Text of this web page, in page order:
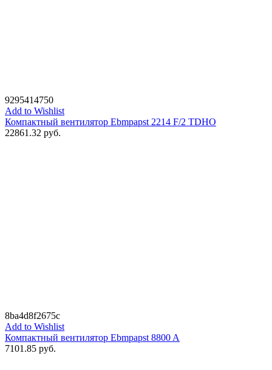
9295414750
Add to Wishlist
Компактный вентилятор Ebmpapst 2214 F/2 TDHO
22861.32 руб.
8ba4d8f2675c
Add to Wishlist
Компактный вентилятор Ebmpapst 8800 A
7101.85 руб.